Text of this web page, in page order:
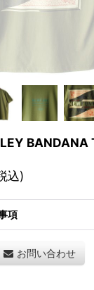
込)
項
お問い合わせ